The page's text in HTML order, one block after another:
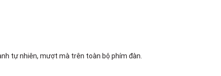
tự nhiên, mượt mà trên toàn bộ phím đàn.